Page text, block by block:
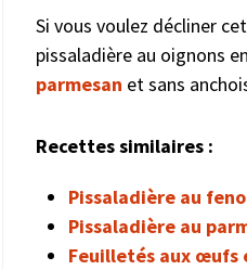
Si vous voulez décliner
pissaladière au oignons
parmesan et sans
Recettes similaires :
Pissaladière au
Pissaladière au
Feuilletés aux œufs